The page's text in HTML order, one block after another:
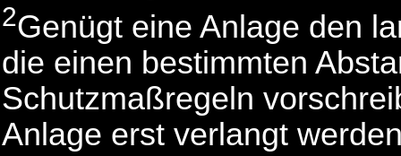
2Genügt eine Anlage den
die einen bestimmten
Schutzmaßregeln
Anlage erst verlangt